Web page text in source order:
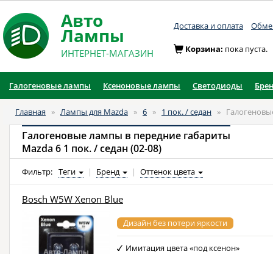
Авто
Лампы
ИНТЕРНЕТ-МАГАЗИН
Доставка и оплата
Корзина: пока пуста.
Галогеновые лампы Ксеноновые лампы Светодиоды
Главная » Лампы для Mazda » 6 » 1 пок. / седан »
Галогеновые лампы в передние габариты
Mazda 6 1 пок. / седан (02-08)
Фильтр: Теги | Бренд | Оттенок цвета
Bosch W5W Xenon Blue
Дизайн без потери яркости
Имитация цвета «под ксенон»